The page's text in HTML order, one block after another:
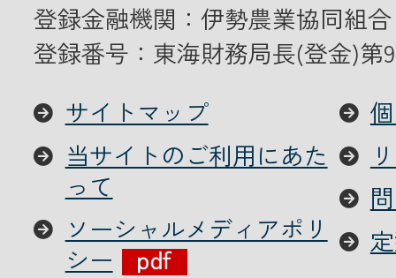
登録金融機関：伊勢農業協同組合
登録番号：東海財務局長(登金)第
サイトマップ
当サイトのご利用にあた
って
ソーシャルメディアポリ
シー